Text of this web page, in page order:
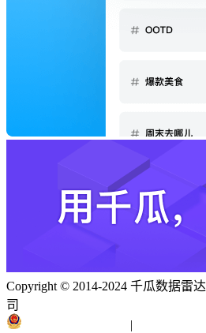
Copyright © 2014-2024 千瓜数据雷达
司
|